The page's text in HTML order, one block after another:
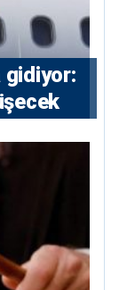
gidiyor: